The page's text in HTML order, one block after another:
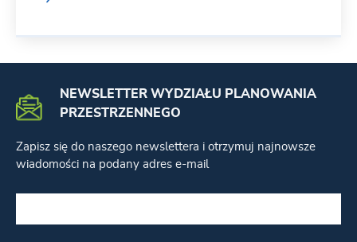
NEWSLETTER WYDZIAŁU PLANOWANIA
PRZESTRZENNEGO
Zapisz się do naszego newslettera i otrzymuj najnowsze
wiadomości na podany adres e-mail